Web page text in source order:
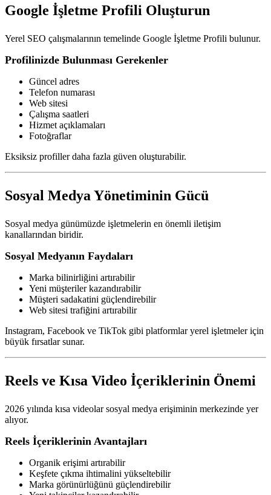
Google İşletme Profili Oluşturun
Yerel SEO çalışmalarının temelinde Google İşletme Profili bulunur.
Profilinizde Bulunması Gerekenler
Güncel adres
Telefon numarası
Web sitesi
Çalışma saatleri
Hizmet açıklamaları
Fotoğraflar
Eksiksiz profiller daha fazla güven oluşturabilir.
Sosyal Medya Yönetiminin Gücü
Sosyal medya günümüzde işletmelerin en önemli iletişim
kanallarından biridir.
Sosyal Medyanın Faydaları
Marka bilinirliğini artırabilir
Yeni müşteriler kazandırabilir
Müşteri sadakatini güçlendirebilir
Web sitesi trafiğini artırabilir
Instagram, Facebook ve TikTok gibi platformlar yerel işletmeler için
büyük fırsatlar sunar.
Reels ve Kısa Video İçeriklerinin Önemi
2026 yılında kısa videolar sosyal medya erişiminin merkezinde yer
alıyor.
Reels İçeriklerinin Avantajları
Organik erişimi artırabilir
Keşfete çıkma ihtimalini yükseltebilir
Marka görünürlüğünü güçlendirebilir